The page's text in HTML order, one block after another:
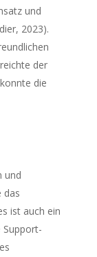
und
2023).
der
die
und
das
ist auch ein